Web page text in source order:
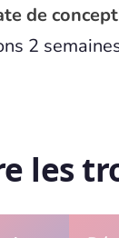
de
2
les